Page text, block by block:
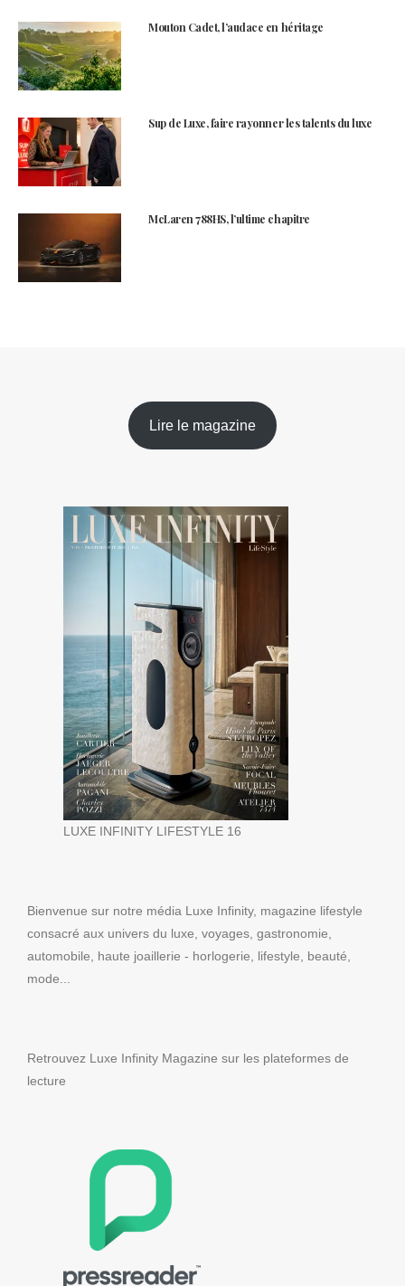
Mouton Cadet, l’audace en héritage
Sup de Luxe, faire rayonner les talents du luxe
McLaren 788HS, l’ultime chapitre
Lire le magazine
LUXE INFINITY LIFESTYLE 16
Bienvenue sur notre média Luxe Infinity, magazine lifestyle
consacré aux univers du luxe, voyages, gastronomie,
automobile, haute joaillerie - horlogerie, lifestyle, beauté,
mode...
Retrouvez Luxe Infinity Magazine sur les plateformes de
lecture